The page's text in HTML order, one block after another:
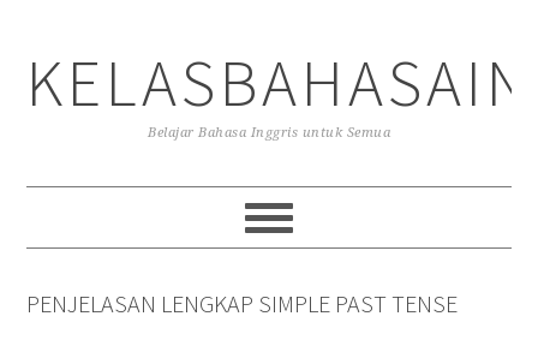
primary
navigation
main
content
primary
sidebar
Belajar Bahasa Inggris untuk Semua
PENJELASAN LENGKAP SIMPLE PAST TENSE